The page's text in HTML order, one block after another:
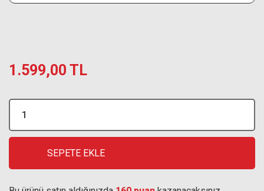
1.599,00 TL
SEPETE EKLE